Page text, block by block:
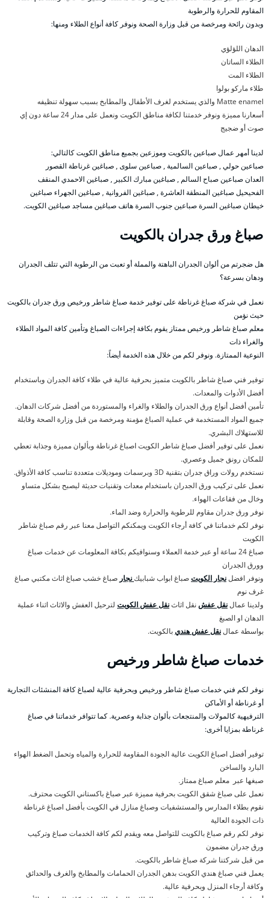
المقاوم للحرارة والرطوبة
وبدون رائحة ومرخصة من قبل وزارة الصحة ونوفر كافة أنواع الطلاء ومنها:
الدهان اللؤلؤي
الطلاء الساتان
الطلاء المت
طلاء ماركو بولوا
Matte enamel والذي يستخدم لغرف الأطفال والمطابخ بسبب سهولة تنظيفه
أسعارنا مميزة ونوفر خدمتنا لكافة مناطق الكويت ونعمل على مدار 24 ساعة دون إي
صوت أو ضجيج
لدينا أمهر عمال صباعين بالكويت وموزعين بجميع مناطق الكويت كالتالي:
صباعين حولي , صباعين السالمية , صباعين سلوى , صباغين غرناطة القصور
العدان صباعين صباح السالم , صباغين مبارك الكبير , صباغين الاحمدي المنقف
الفحيحيل صباغين المنطقة العاشرة , صباغين الفروانية , صباغين الجهراء صباغين
خيطان صباغين السرة صباعين جنوب السرة هاتف صباغين مساجد صباغين الكويت.
صباغ ورق جدران بالكويت
هل ضجرتم من ألوان الجدران الباهتة والمملة أو تعبت من الرطوبة التي تتلف الجدران
ودهان بسرعة؟
نعمل في شركة صباغ غرناطة على توفير خدمة صباغ شاطر ورخيص ورق جدران بالكويت
حيث نؤمن
معلم صباغ شاطر ورخيص ممتاز يقوم بكافة إجراءات الصباغ وتأمين كافة المواد الطلاء
والغراء ذات
النوعية الممتازة. ونوفر لكم من خلال هذه الخدمة أيضاً:
توفير فني صباغ شاطر بالكويت متميز بحرفية عالية في طلاء كافة الجدران وباستخدام
أفضل الأدوات والمعدات.
تأمين أفضل أنواع ورق الجدران والطلاء والغراء والمستوردة من أفضل شركات الدهان.
جميع المواد المستخدمة في عملية الصباغ مؤمنة ومرخصة من قبل وزارة الصحة وقابلة
للاستهلاك البشري.
نعمل على توفير أفضل صباغ شاطر الكويت اصباغ غرناطة وبألوان مميزة وجذابة تعطي
للمكان رونق جميل وعصري.
نستخدم رولات وراق جدران بتقنية 3D وبرسمات وموديلات متعددة تناسب كافة الأذواق.
نعمل على تركيب ورق الجدران باستخدام معدات وتقنيات حديثة ليصبح بشكل متساو
وخال من فقاعات الهواء.
نوفر ورق جدران مقاوم للرطوبة والحرارة وضد الماء.
نوفر لكم خدماتنا في كافة أرجاء الكويت ويمكنكم التواصل معنا عبر رقم صباغ شاطر
الكويت
صباغ 24 ساعة أو عبر خدمة العملاء وسنوافيكم بكافة المعلومات عن خدمات صباغ
وورق الجدران
ونوفر افضلنجار الكويتصباغ ابواب شبابيكنجار صباغ خشب صباغ اثاث مكتبي صباغ
غرف نوم
ولدينا عمالنقل عفشنقل اثاثنقل عفش الكويت لترحيل العفش والاثاث اثناء عملية
الدهان او الصبغ
بواسطة عمالنقل عفش هنديبالكويت.
خدمات صباغ شاطر ورخيص
نوفر لكم فني خدمات صباغ شاطر ورخيص وبحرفية عالية لصباغ كافة المنشئات التجارية
أو غرناطة أو الأماكن
الترفيهية كالمولات والمنتجعات بألوان جذابة وعصرية. كما تتوافر خدماتنا في صباغ
غرناطة بمزايا أخرى:
توفير أفضل اصباغ الكويت عالية الجودة المقاومة للحرارة والمياه وتحمل الضغط الهواء
البارد والساخن
صبغها عبر معلم صباغ ممتاز.
نعمل على صباغ شقق الكويت بحرفية مميزة عبر صباغ باكستاني الكويت محترف.
نقوم بطلاء المدارس والمستشفيات وصباغ منازل في الكويت بأفضل اصباغ غرناطة
ذات الجودة العالية
نوفر لكم رقم صباغ بالكويت للتواصل معه ويقدم لكم كافة الخدمات صباغ وتركيب
ورق جدران مضمون
من قبل شركتنا شركة صباغ شاطر بالكويت.
يعمل فني صباغ هندي الكويت بدهن الجدران الحمامات والمطابخ والغرف والحدائق
وكافة أرجاء المنزل وبحرفية عالية.